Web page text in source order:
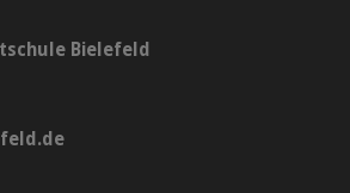
Bielefeld